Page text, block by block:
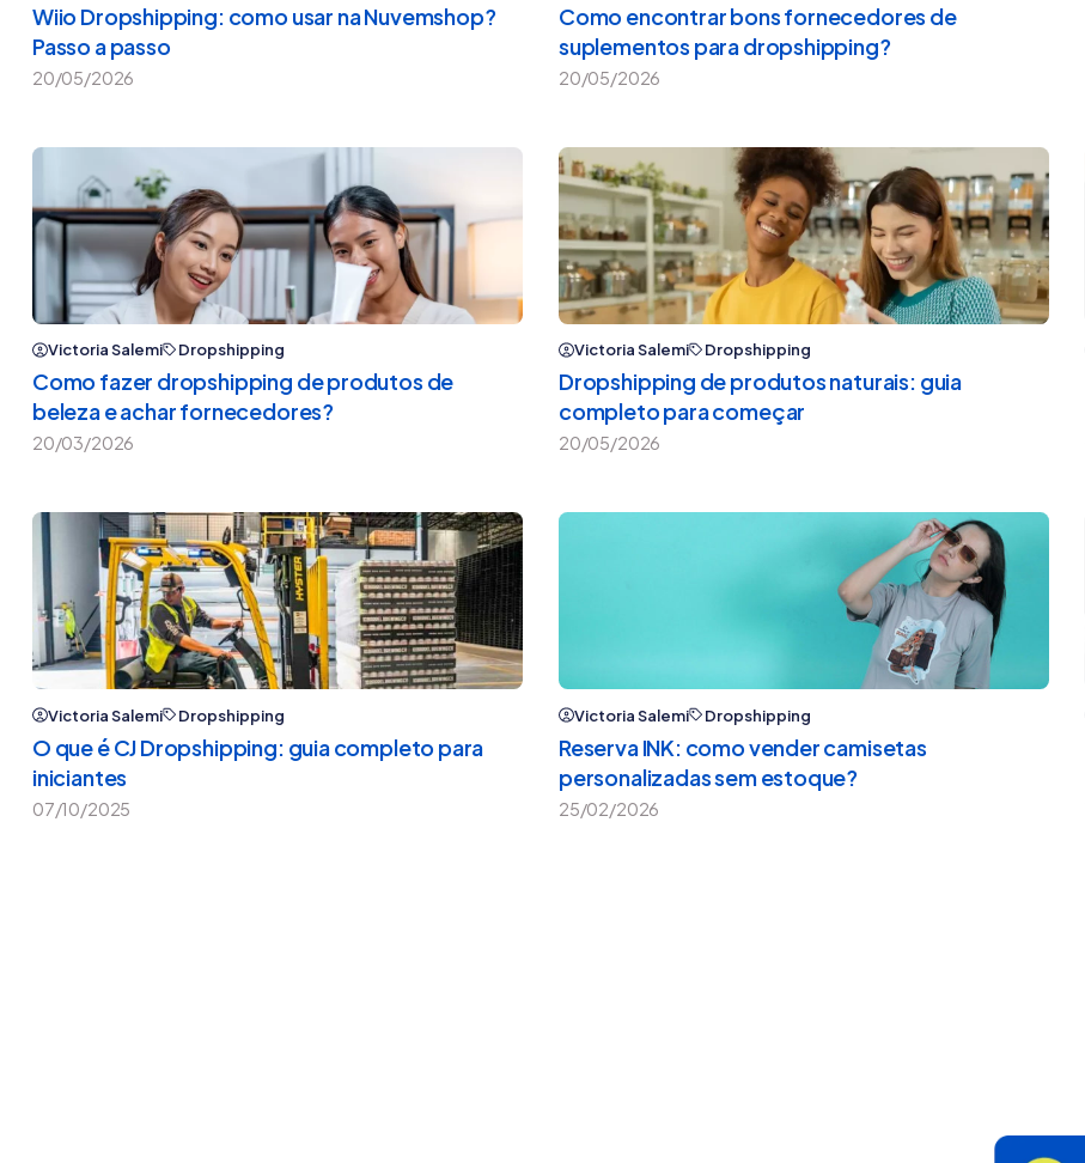
Wiio Dropshipping: como usar na Nuvemshop?
Passo a passo
20/05/2026
Como encontrar bons fornecedores de
suplementos para dropshipping?
20/05/2026
Victoria Salemi Dropshipping
Como fazer dropshipping de produtos de
beleza e achar fornecedores?
20/03/2026
Victoria Salemi Dropshipping
Dropshipping de produtos naturais: guia
completo para começar
20/05/2026
Victoria Salemi Dropshipping
O que é CJ Dropshipping: guia completo para
iniciantes
07/10/2025
Victoria Salemi Dropshipping
Reserva INK: como vender camisetas
personalizadas sem estoque?
25/02/2026